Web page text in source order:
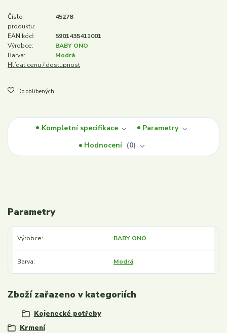
Číslo
produktu:
45278
EAN kód:
5901435411001
Výrobce:
BABY ONO
Barva:
Modrá
Hlídat cenu / dostupnost
Do oblíbených
Kompletní specifikace
Parametry
Hodnocení
0
Parametry
Výrobce BABY ONO
Barva Modrá
Zboží zařazeno v kategoriích
Kojenecké potřeby
Krmení